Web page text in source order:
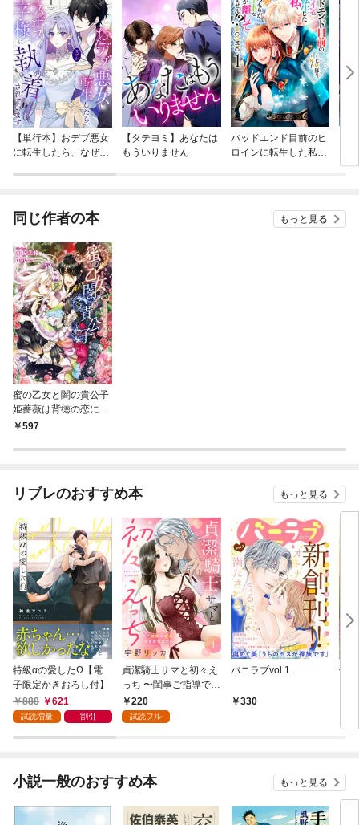
【単行本】おデブ悪女
に転生したら、なぜか
【タテヨミ】あなたは
もういりません
バッドエンド目前のヒ
ロインに転生した私、
同じ作者の本 もっと見る
蜜の乙女と闇の貴公子
姫薔薇は背徳の恋に堕
ちて【イラスト入り】
597
リブレのおすすめ本 もっと見る
特級αの愛したΩ【電
子限定かきおろし付】
888
621
試読増量 割引
貞潔騎士サマと初々え
っち 〜閨事ご指導でき
かねます！〜（1）
220
試読フル
バニラブvol.1
330
偽
小説一般のおすすめ本 もっと見る